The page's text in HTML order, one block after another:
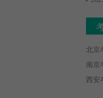
北京
南京
西安